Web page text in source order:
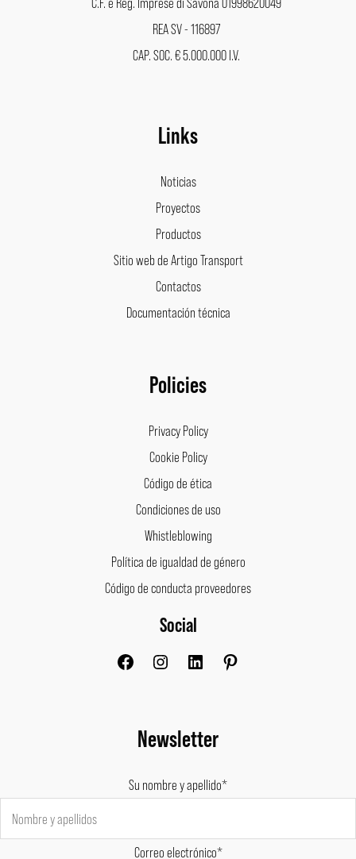
REA SV - 116897
CAP. SOC. € 5.000.000 I.V.
Links
Noticias
Proyectos
Productos
Sitio web de Artigo Transport
Contactos
Documentación técnica
Policies
Privacy Policy
Cookie Policy
Código de ética
Condiciones de uso
Whistleblowing
Política de igualdad de género
Código de conducta proveedores
Social
FacebookInstagram
Newsletter
Su nombre y apellido*
Correo electrónico*